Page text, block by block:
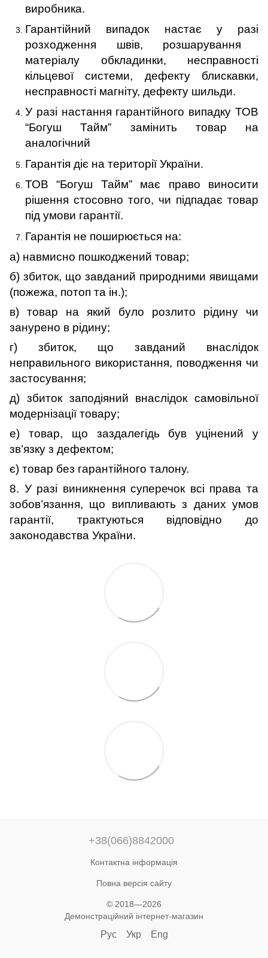
виробника.
Гарантійний випадок настає у разі
розходження швів, розшарування
матеріалу обкладинки, несправності
кільцевої системи, дефекту блискавки,
несправності магніту, дефекту шильди.
У разі настання гарантійного випадку ТОВ
“Богуш Тайм” замінить товар на
аналогічний
Гарантія діє на території України.
ТОВ “Богуш Тайм” має право виносити
рішення стосовно того, чи підпадає товар
під умови гарантії.
Гарантія не поширюється на:
а) навмисно пошкоджений товар;
б) збиток, що завданий природними явищами
(пожежа, потоп та ін.);
в) товар на який було розлито рідину чи
занурено в рідину;
г) збиток, що завданий внаслідок
неправильного використання, поводження чи
застосування;
д) збиток заподіяний внаслідок самовільної
модернізації товару;
е) товар, що заздалегідь був уцінений у
зв’язку з дефектом;
є) товар без гарантійного талону.
8. У разі виникнення суперечок всі права та
зобов’язання, що випливають з даних умов
гарантії, трактуються відповідно до
законодавства України.
+38(066)8842000
Контактна інформація
Повна версія сайту
© 2018—2026
Демонстраційний інтернет-магазин
Рус Укр Eng